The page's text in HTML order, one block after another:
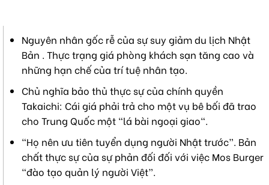
Nguyên nhân gốc rễ của sự suy giảm du lịch Nhật
Bản . Thực trạng giá phòng khách sạn tăng cao và
những hạn chế của trí tuệ nhân tạo.
Chủ nghĩa bảo thủ thực sự của chính quyền
Takaichi: Cái giá phải trả cho một vụ bê bối đã trao
cho Trung Quốc một "lá bài ngoại giao".
“Họ nên ưu tiên tuyển dụng người Nhật trước”. Bản
chất thực sự của sự phản đối đối với việc Mos Burger
“đào tạo quản lý người Việt”.